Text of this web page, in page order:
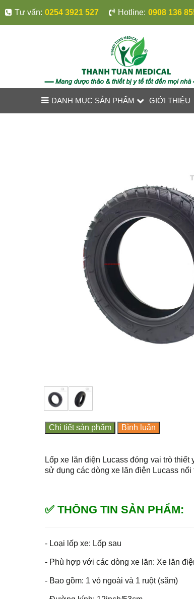
Tư vấn: 0254 3921 527 Hotline: 0908 136
DANH MỤC SẢN PHẨM GIỚI THIỆU
Chi tiết sản phẩm Bình luận
Lốp xe lăn điện Lucass đóng vai trò
sử dụng các dòng xe lăn điện Lucass nổi
✅ THÔNG TIN SẢN PHẨM:
- Loại lốp xe: Lốp sau
- Phù hợp với các dòng xe lăn: Xe lăn
- Bao gồm: 1 vỏ ngoài và 1 ruột (săm)